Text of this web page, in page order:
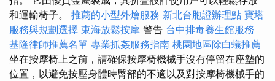
和運輸椅子。 推薦的小型外燴服務 新北台胞證辦理點 寶塔
服務與規劃選擇 東海放鬆按摩 警告 台中排毒養生館服務
基隆律師推薦名單 專業抓姦服務指南 桃園地區除白蟻推薦
坐在按摩椅上之前，請確保按摩椅機械手沒有停留在座墊的
位置，以避免按壓身體時臀部的不適以及對按摩椅機械手的